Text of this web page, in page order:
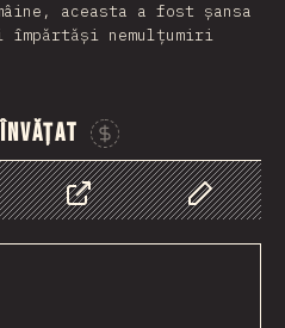
aceasta a fost șansa
nemulțumiri
Share